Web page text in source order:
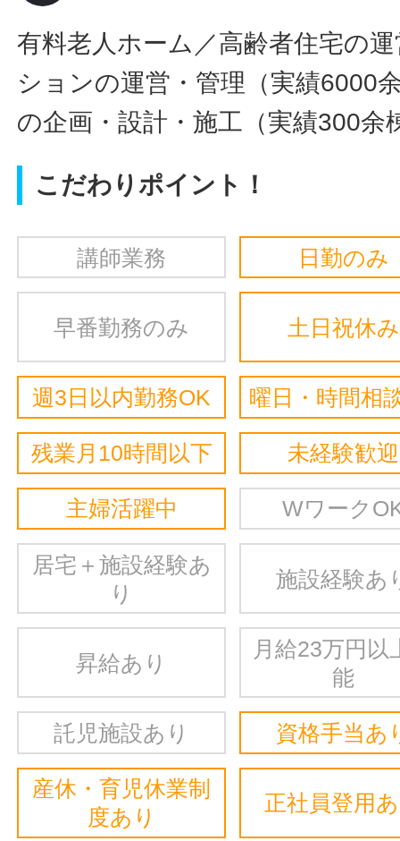
有料老人ホーム／高齢者住宅の
ションの運営・管理（実績6000
の企画・設計・施工（実績300余
こだわりポイント！
講師業務 日勤のみ
早番勤務のみ 土日祝休み
週3日以内勤務OK 曜日・時間相
残業月10時間以下 未経験歓迎
主婦活躍中 Wワーク
居宅＋施設経験あ
り
施設経験あ
昇給あり
月給23万円以
能
託児施設あり 資格手当あ
産休・育児休業制
度あり
正社員登用